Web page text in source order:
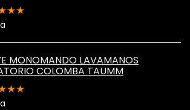
★★
MONOMANDO LAVAMANOS
COLOMBA TAUMM
★★